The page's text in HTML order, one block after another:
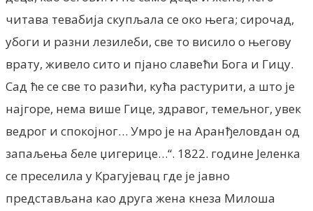
читава тевабија скупљала се око њега; сирочад,
убоги и разни лезилеби, све то висило о његову
врату, живело сито и пјано славећи Бога и Гицу.
Сад ће се све то разићи, кућа растурити, а што је
најгоре, нема више Гице, здравог, темељног, увек
ведрог и спокојног… Умро је на Аранђеловдан од
запаљења беле џигерице…“. 1822. године Јеленка
се преселила у Крагујевац где је јавно
представљана као друга жена кнеза Милоша